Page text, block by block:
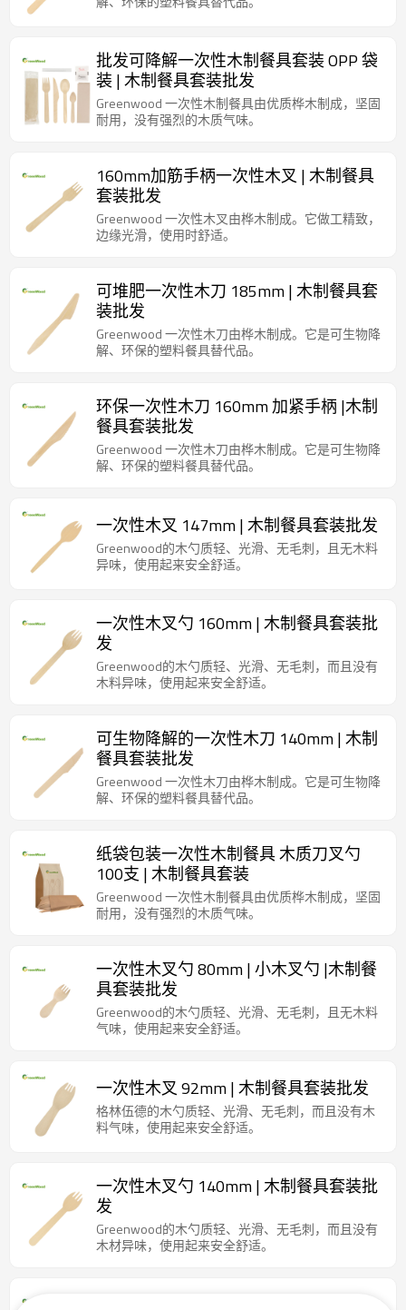
批发可降解一次性木制餐具套装 OPP 袋
装 | 木制餐具套装批发
Greenwood 一次性木制餐具由优质桦木制成，坚固
耐用，没有强烈的木质气味。
160mm加筋手柄一次性木叉 | 木制餐具
套装批发
Greenwood 一次性木叉由桦木制成。它做工精致，
边缘光滑，使用时舒适。
可堆肥一次性木刀 185mm | 木制餐具套
装批发
Greenwood 一次性木刀由桦木制成。它是可生物降
解、环保的塑料餐具替代品。
环保一次性木刀 160mm 加紧手柄 |木制
餐具套装批发
Greenwood 一次性木刀由桦木制成。它是可生物降
解、环保的塑料餐具替代品。
一次性木叉 147mm | 木制餐具套装批发
Greenwood的木勺质轻、光滑、无毛刺，且无木料
异味，使用起来安全舒适。
一次性木叉勺 160mm | 木制餐具套装批
发
Greenwood的木勺质轻、光滑、无毛刺，而且没有
木料异味，使用起来安全舒适。
可生物降解的一次性木刀 140mm | 木制
餐具套装批发
Greenwood 一次性木刀由桦木制成。它是可生物降
解、环保的塑料餐具替代品。
纸袋包装一次性木制餐具 木质刀叉勺
100支 | 木制餐具套装
Greenwood 一次性木制餐具由优质桦木制成，坚固
耐用，没有强烈的木质气味。
一次性木叉勺 80mm | 小木叉勺 |木制餐
具套装批发
Greenwood的木勺质轻、光滑、无毛刺，且无木料
气味，使用起来安全舒适。
一次性木叉 92mm | 木制餐具套装批发
格林伍德的木勺质轻、光滑、无毛刺，而且没有木
料气味，使用起来安全舒适。
一次性木叉勺 140mm | 木制餐具套装批
发
Greenwood的木勺质轻、光滑、无毛刺，而且没有
木材异味，使用起来安全舒适。